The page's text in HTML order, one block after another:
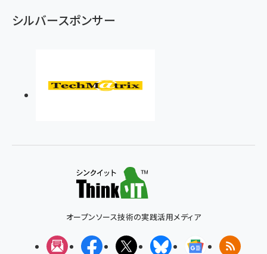
シルバースポンサー
オープンソース技術の実践活用メディア
メルマガFacebookX(エックス)BlueskyGoogleニュ
RSS